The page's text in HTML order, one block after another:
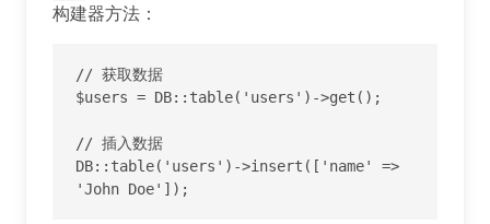
构建器方法：
// 获取数据
$users = DB::table('users')->get();
// 插入数据
DB::table('users')->insert(['name' =>
'John Doe']);